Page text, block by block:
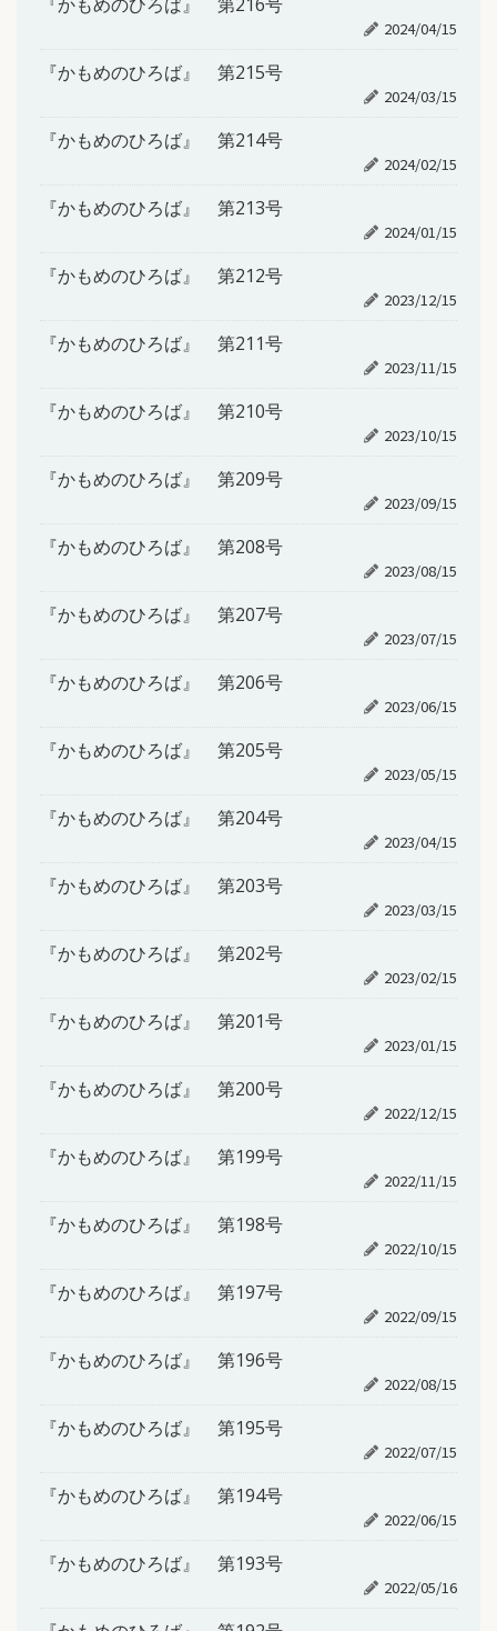
2024/04/15
『かもめのひろば』 第215号
2024/03/15
『かもめのひろば』 第214号
2024/02/15
『かもめのひろば』 第213号
2024/01/15
『かもめのひろば』 第212号
2023/12/15
『かもめのひろば』 第211号
2023/11/15
『かもめのひろば』 第210号
2023/10/15
『かもめのひろば』 第209号
2023/09/15
『かもめのひろば』 第208号
2023/08/15
『かもめのひろば』 第207号
2023/07/15
『かもめのひろば』 第206号
2023/06/15
『かもめのひろば』 第205号
2023/05/15
『かもめのひろば』 第204号
2023/04/15
『かもめのひろば』 第203号
2023/03/15
『かもめのひろば』 第202号
2023/02/15
『かもめのひろば』 第201号
2023/01/15
『かもめのひろば』 第200号
2022/12/15
『かもめのひろば』 第199号
2022/11/15
『かもめのひろば』 第198号
2022/10/15
『かもめのひろば』 第197号
2022/09/15
『かもめのひろば』 第196号
2022/08/15
『かもめのひろば』 第195号
2022/07/15
『かもめのひろば』 第194号
2022/06/15
『かもめのひろば』 第193号
2022/05/16